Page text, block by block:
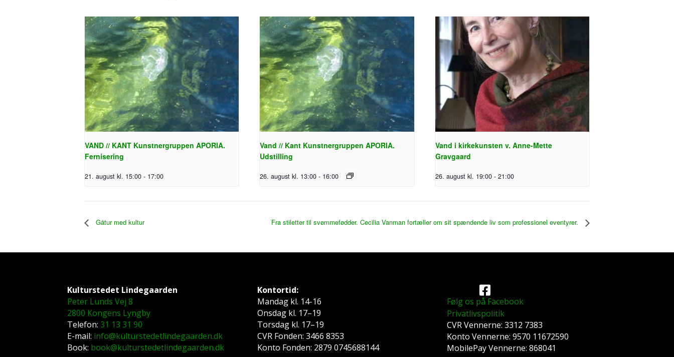
VAND // KANT Kunstnergruppen APORIA.
Fernisering
21. august kl. 15:00 - 17:00
Vand // Kant Kunstnergruppen APORIA.
Udstilling
26. august kl. 13:00 - 16:00
Vand i kirkekunsten v. Anne-Mette
Gravgaard
26. august kl. 19:00 - 21:00
Gåtur med kultur Fra stiletter til svømmefødder. Cecilia Vanman fortæller om sit spændende liv som professionel eventyrer.
Kulturstedet Lindegaarden
Peter Lunds Vej 8
2800 Kongens Lyngby
Telefon:31 13 31 90
E-mail: info@kulturstedetlindegaarden.dk
Book: book@kulturstedetlindegaarden.dk
Kontortid:
Mandag kl. 14-16
Onsdag kl. 17–19
Torsdag kl. 17–19
CVR Fonden: 3466 8353
Konto Fonden: 2879 0745688144
Følg os på Facebook
Privatlivspolitik
CVR Vennerne: 3312 7383
Konto Vennerne: 9570 11672590
MobilePay Vennerne: 868041